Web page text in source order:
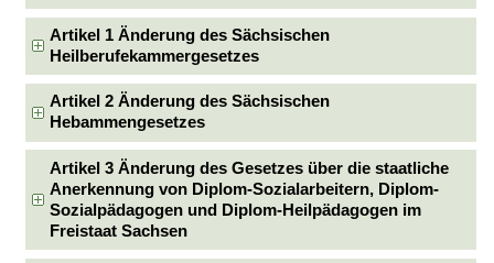
Artikel 1 Änderung des Sächsischen
Heilberufekammergesetzes
Artikel 2 Änderung des Sächsischen
Hebammengesetzes
Artikel 3 Änderung des Gesetzes über die staatliche
Anerkennung von Diplom-Sozialarbeitern, Diplom-
Sozialpädagogen und Diplom-Heilpädagogen im
Freistaat Sachsen